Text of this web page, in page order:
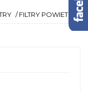
/ FILTRY POWIETRZA